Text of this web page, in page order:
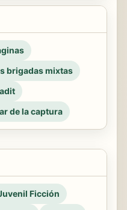
brigadas mixtas
de la captura
Ficción